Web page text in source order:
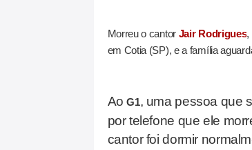
Morreu o cantor Jair Rodrigues,
em Cotia (SP), e a família
AoG1, uma pessoa que
por telefone que ele
cantor foi dormir